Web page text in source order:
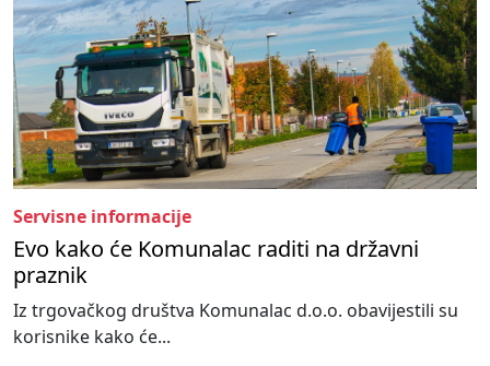
Servisne informacije
Evo kako će Komunalac raditi na državni
praznik
Iz trgovačkog društva Komunalac d.o.o. obavijestili su
korisnike kako će...